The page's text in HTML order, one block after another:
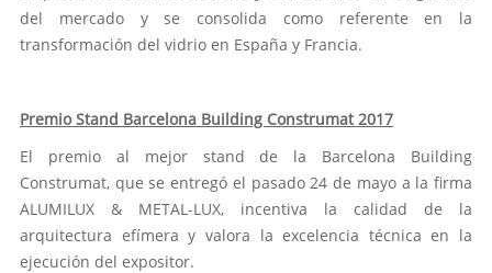
del mercado y se consolida como referente en la
transformación del vidrio en España y Francia.
Premio Stand Barcelona Building Construmat 2017
El premio al mejor stand de la Barcelona Building
Construmat, que se entregó el pasado 24 de mayo a la firma
ALUMILUX & METAL-LUX, incentiva la calidad de la
arquitectura efímera y valora la excelencia técnica en la
ejecución del expositor.